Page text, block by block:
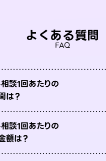
よくある質問
FAQ
相談1回あたりの
は？
相談1回あたりの
額は？